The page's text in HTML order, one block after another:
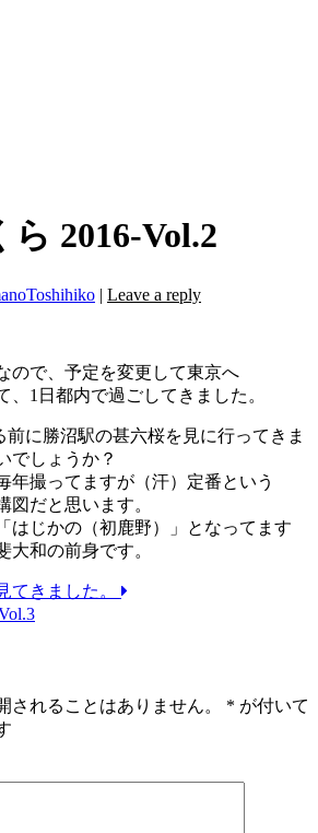
2016-Vol.2
| Leave a reply
ので、予定を変更して東京へ
、1日都内で過ごしてきました。
前に勝沼駅の甚六桜を見に行ってきま
でしょうか？
年撮ってますが（汗）定番という
図だと思います。
はじかの（初鹿野）」となってます
大和の前身です。
きました。
されることはありません。 * が付いて